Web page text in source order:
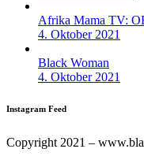
Afrika Mama TV:
4. Oktober 2021
Black Woman
4. Oktober 2021
Instagram Feed
Copyright 2021 –